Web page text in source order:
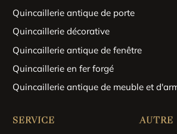
Quincaillerie antique de porte
Quincaillerie décorative
Quincaillerie antique de fenêtre
Quincaillerie en fer forgé
Quincaillerie antique de meuble et
SERVICE AUTRE